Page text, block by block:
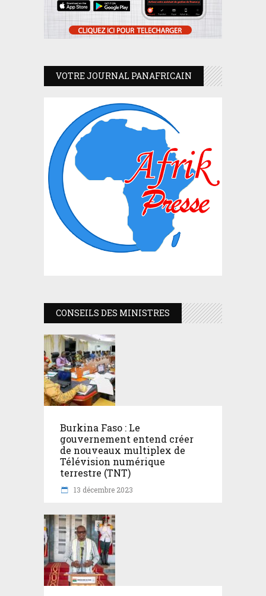
VOTRE JOURNAL PANAFRICAIN
CONSEILS DES MINISTRES
Burkina Faso : Le
gouvernement entend créer
de nouveaux multiplex de
Télévision numérique
terrestre (TNT)
13 décembre 2023